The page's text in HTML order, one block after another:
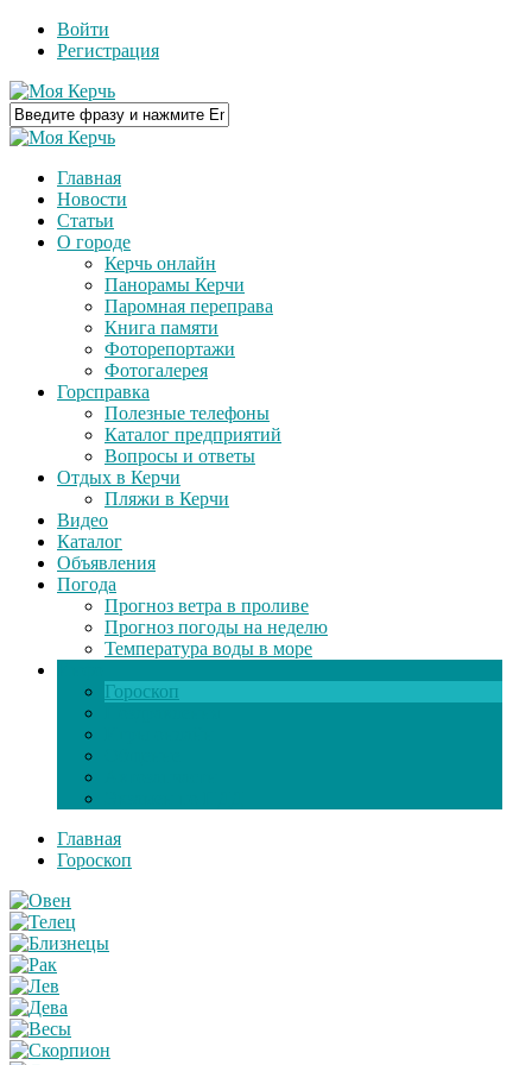
Войти
Регистрация
Главная
Новости
Статьи
О городе
Керчь онлайн
Панорамы Керчи
Паромная переправа
Книга памяти
Фоторепортажи
Фотогалерея
Горсправка
Полезные телефоны
Каталог предприятий
Вопросы и ответы
Отдых в Керчи
Пляжи в Керчи
Видео
Каталог
Объявления
Погода
Прогноз ветра в проливе
Прогноз погоды на неделю
Температура воды в море
Гороскоп
Главная
Гороскоп